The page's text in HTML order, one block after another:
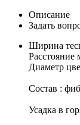
Описание
Задать
Ширина
Диаметр
Состав :
Усадка в